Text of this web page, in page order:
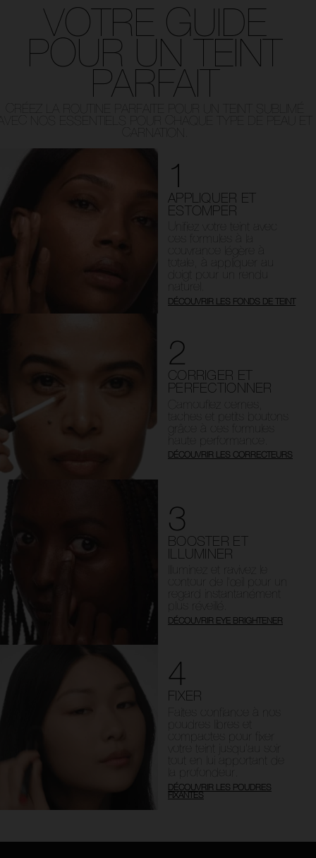
VOTRE GUIDE
POUR UN TEINT
PARFAIT
1
APPLIQUER ET
ESTOMPER
Unifiez votre teint avec
ces formules à la
couvrance légère à
totale, à appliquer au
doigt pour un rendu
naturel.
DÉCOUVRIR LES FONDS DE TEINT
2
CORRIGER ET
PERFECTIONNER
Camouflez cernes,
taches et petits boutons
grâce à ces formules
haute performance.
DÉCOUVRIR LES CORRECTEURS
3
BOOSTER ET
ILLUMINER
Illuminez et ravivez le
contour de l’œil pour un
regard instantanément
plus réveillé.
DÉCOUVRIR EYE BRIGHTENER
4
FIXER
Faites confiance à nos
poudres libres et
compactes pour fixer
votre teint jusqu’au soir
tout en lui apportant de
la profondeur.
DÉCOUVRIR LES POUDRES
FIXANTES